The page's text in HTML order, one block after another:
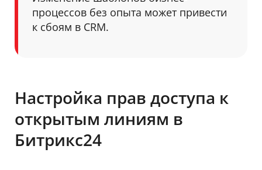
процессов без опыта может привести
к сбоям в CRM.
Настройка прав доступа к
открытым линиям в
Битрикс24